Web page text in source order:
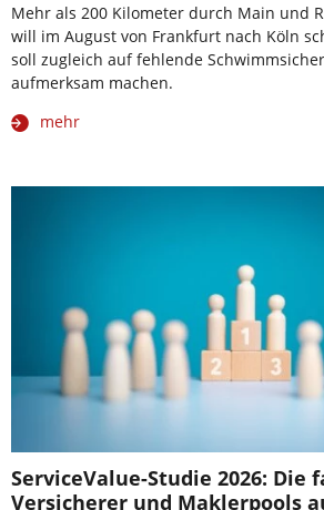
Mehr als 200 Kilometer durch Main und
will im August von Frankfurt nach Köln
soll zugleich auf fehlende
aufmerksam machen.
mehr
ServiceValue-Studie 2026: Die
Versicherer und Maklerpools